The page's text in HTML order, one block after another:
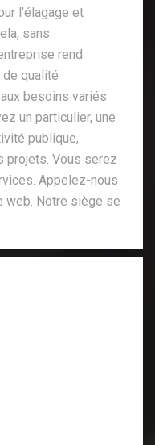
l'élagage et
sans
rend
qualité
besoins variés
un particulier, une
publique,
projets. Vous serez
Appelez-nous
web. Notre siège se